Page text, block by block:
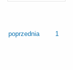
poprzednia
1